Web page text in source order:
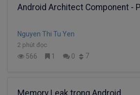
Android Architect Component -
Nguyen Thi Tu Yen
2 phút đọc
566 1 0 7
Memory Leak trong Android